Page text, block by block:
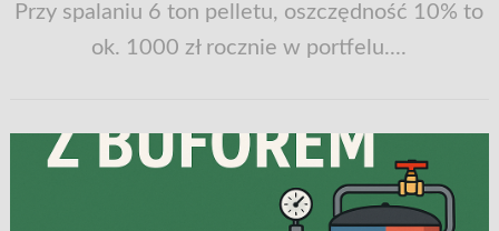
Przy spalaniu 6 ton pelletu, oszczędność 10% to
ok. 1000 zł rocznie w portfelu....